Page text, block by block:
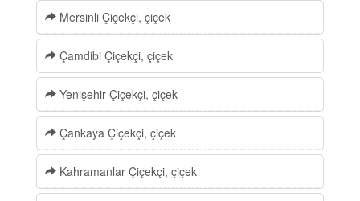
Mersinli Çiçekçi, çiçek
Çamdibi Çiçekçi, çiçek
Yenişehir Çiçekçi, çiçek
Çankaya Çiçekçi, çiçek
Kahramanlar Çiçekçi, çiçek